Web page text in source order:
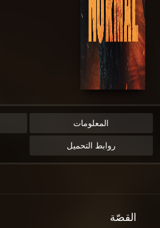
المعلومات
روابط التحميل
القصّة